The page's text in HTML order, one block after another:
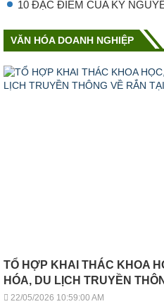
10 ĐẶC ĐIỂM CỦA KỶ
VĂN HÓA DOANH NGHIỆP
TỔ HỢP KHAI THÁC KHOA
HÓA, DU LỊCH TRUYỀN
22/05/2026 10:59:00 AM